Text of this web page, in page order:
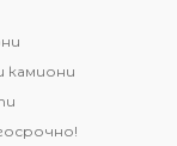
камиони